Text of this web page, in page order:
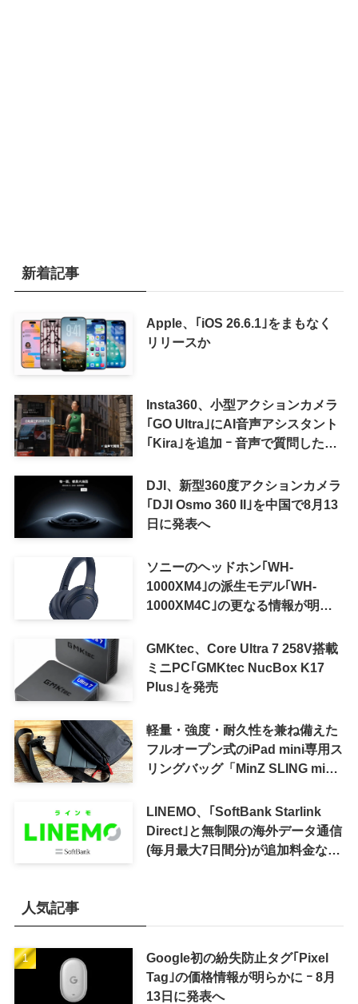
新着記事
Apple、｢iOS 26.6.1｣をまもなく
リリースか
Insta360、小型アクションカメラ
｢GO Ultra｣にAI音声アシスタント
｢Kira｣を追加 ｰ 音声で質問した
可能に
DJI、新型360度アクションカメラ
｢DJI Osmo 360 II｣を中国で8月13
日に発表へ
ソニーのヘッドホン｢WH-
1000XM4｣の派生モデル｢WH-
1000XM4C｣の更なる情報が明ら
GMKtec、Core Ultra 7 258V搭載
ミニPC｢GMKtec NucBox K17
Plus｣を発売
軽量・強度・耐久性を兼ね備えた
フルオープン式のiPad mini専用ス
リングバッグ「MinZ SLING mini
LINEMO、｢SoftBank Starlink
Direct｣と無制限の海外データ通信
(毎月最大7日間分)が追加料金なし
人気記事
Google初の紛失防止タグ｢Pixel
Tag｣の価格情報が明らかに ｰ 8月
13日に発表へ